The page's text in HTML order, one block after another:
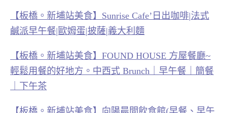
【板橋。新埔站美食】Sunrise Cafe’日出咖啡|法式
鹹派早午餐|歐姆蛋|披薩|義大利麵
【板橋。新埔站美食】FOUND HOUSE 方屋餐廳~
輕鬆用餐的好地方。中西式 Brunch｜早午餐｜簡餐
｜下午茶
【板橋。新埔站美食】向陽晨間飲食館(早餐、早午